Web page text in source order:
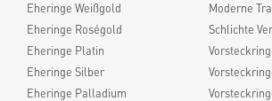
Eheringe Weißgold
Eheringe Roségold
Eheringe Platin
Eheringe Silber
Eheringe Palladium
Moderne
Schlichte